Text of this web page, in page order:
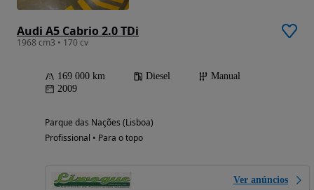
Audi A5 Cabrio 2.0 TDi
1968 cm3 • 170 cv
169 000 km Diesel
Manual
2009
Parque das Nações (Lisboa)
Profissional • Para o topo
Ver anúncios